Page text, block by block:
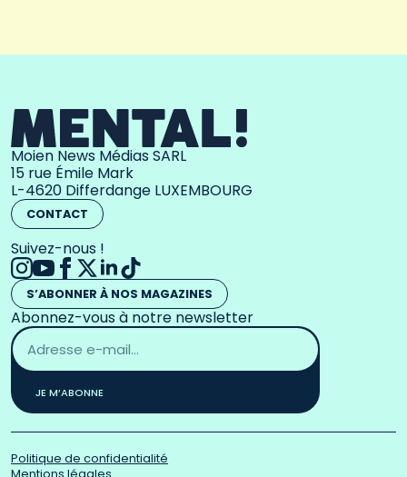
Moien News Médias SARL
15 rue Émile Mark
L-4620 Differdange LUXEMBOURG
CONTACT
Suivez-nous !
S’ABONNER À NOS MAGAZINES
Abonnez-vous à notre newsletter
Adresse
email
*
JE M’ABONNE
Politique de confidentialité
Mentions légales